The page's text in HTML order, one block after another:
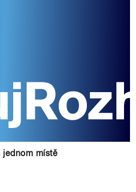
jednom místě